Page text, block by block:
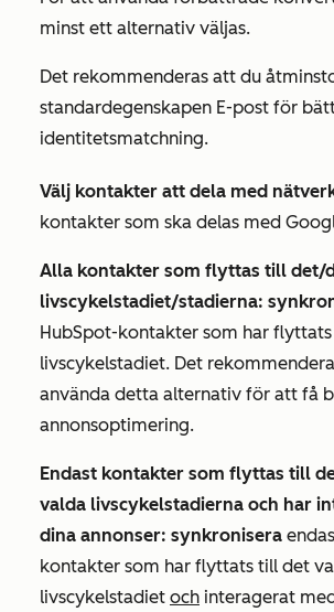
minst ett alternativ väljas.
Det rekommenderas att du
standardegenskapen E-post för
identitetsmatchning.
Välj kontakter att dela med
kontakter som ska delas med
Alla kontakter som flyttas till det/
livscykelstadiet/stadierna:
HubSpot-kontakter som har
livscykelstadiet. Det
använda detta alternativ för att få
annonsoptimering.
Endast kontakter som flyttas till
valda livscykelstadierna och har
dina annonser: synkronisera
kontakter som har flyttats till det
livscykelstadiet och interagerat